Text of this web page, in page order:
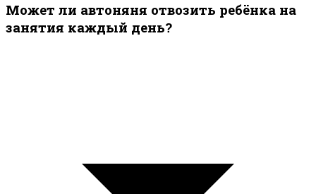
Может ли автоняня отвозить ребёнка на
занятия каждый день?